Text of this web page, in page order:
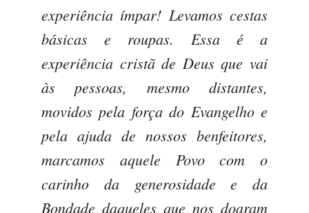
experiência ímpar! Levamos cestas
básicas e roupas. Essa é a
experiência cristã de Deus que vai
às pessoas, mesmo distantes,
movidos pela força do Evangelho e
pela ajuda de nossos benfeitores,
marcamos aquele Povo com o
carinho da generosidade e da
Bondade daqueles que nos doaram